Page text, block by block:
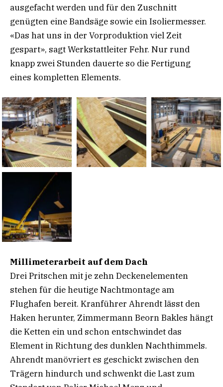
ausgefacht werden und für den Zuschnitt
genügten eine Bandsäge sowie ein Isoliermesser.
«Das hat uns in der Vorproduktion viel Zeit
gespart», sagt Werkstattleiter Fehr. Nur rund
knapp zwei Stunden dauerte so die Fertigung
eines kompletten Elements.
Millimeterarbeit auf dem Dach
Drei Pritschen mit je zehn Deckenelementen
stehen für die heutige Nachtmontage am
Flughafen bereit. Kranführer Ahrendt lässt den
Haken herunter, Zimmermann Beorn Bakles hängt
die Ketten ein und schon entschwindet das
Element in Richtung des dunklen Nachthimmels.
Ahrendt manövriert es geschickt zwischen den
Trägern hindurch und schwenkt die Last zum